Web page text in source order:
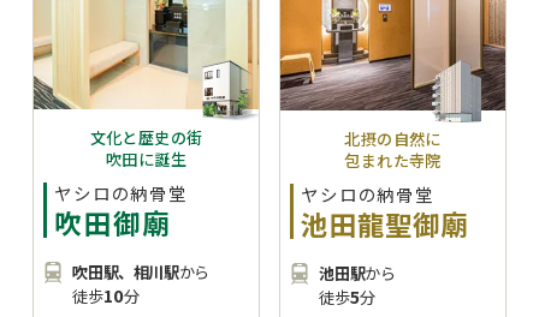
文化と歴史の街
吹田に誕生
ヤシロの納骨堂
吹田御廟
吹田駅、相川駅から
徒歩10分
北摂の自然に
包まれた寺院
ヤシロの納骨堂
池田龍聖御廟
池田駅から
徒歩5分